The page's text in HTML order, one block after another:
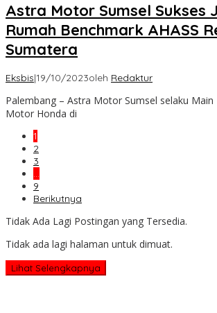
Astra Motor Sumsel Sukses
Rumah Benchmark AHASS
Sumatera
Eksbis|19/10/2023oleh Redaktur
Palembang – Astra Motor Sumsel selaku Main
Motor Honda di
1
2
3
…
9
Berikutnya
Tidak Ada Lagi Postingan yang Tersedia.
Tidak ada lagi halaman untuk dimuat.
Lihat Selengkapnya